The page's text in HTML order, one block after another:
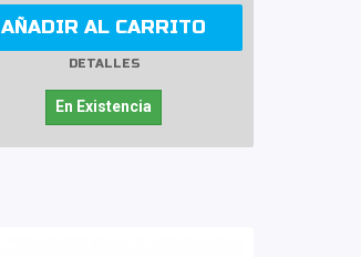
AÑADIR AL CARRITO
DETALLES
En Existencia